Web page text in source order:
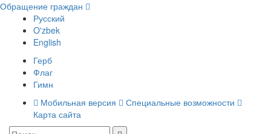
Обращение граждан
Русский
O'zbek
English
Герб
Флаг
Гимн
Мобильная версия
Специальные возможности
Карта сайта